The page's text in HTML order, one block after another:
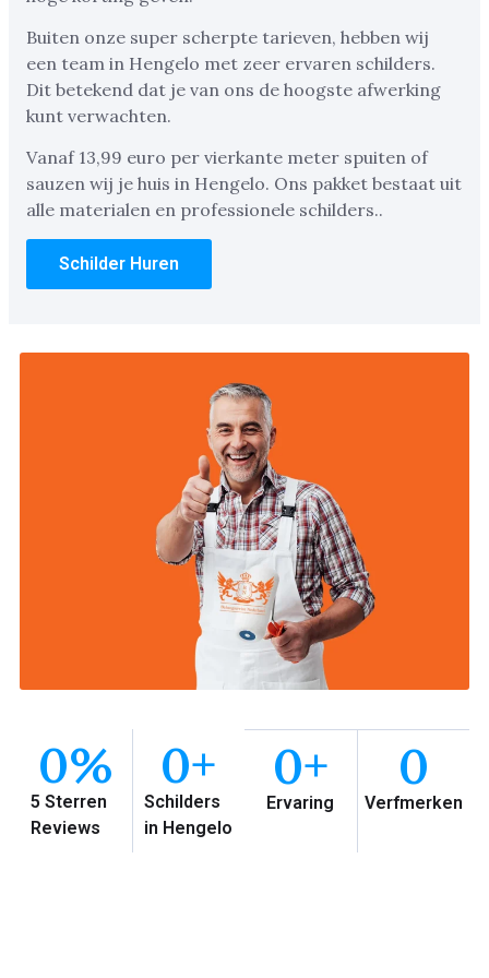
Buiten onze super scherpte tarieven, hebben wij
een team in Hengelo met zeer ervaren schilders.
Dit betekend dat je van ons de hoogste afwerking
kunt verwachten.
Vanaf 13,99 euro per vierkante meter spuiten of
sauzen wij je huis in Hengelo. Ons pakket bestaat uit
alle materialen en professionele schilders..
Schilder Huren
5 Sterren
Reviews
0%
Schilders
in Hengelo
0+
Ervaring
0+
Verfmerken
0